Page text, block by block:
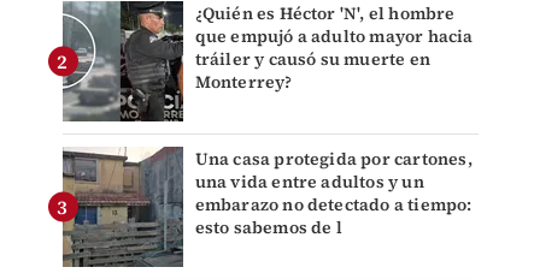
¿Quién es Héctor 'N', el hombre
que empujó a adulto mayor hacia
tráiler y causó su muerte en
Monterrey?
Una casa protegida por cartones,
una vida entre adultos y un
embarazo no detectado a tiempo:
esto sabemos de l